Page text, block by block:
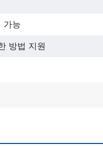
가능
방법 지원